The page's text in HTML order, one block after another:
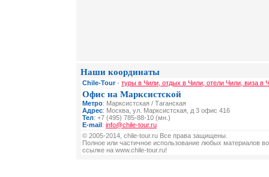
Наши координаты
Chile-Tour- туры в Чили, отдых в Чили, отели Чили, виза в
Офис на Марксистской
Метро: Марксистская / Таганская
Адрес: Москва, ул. Марксистская, д 3 офис 416
Тел: +7 (495) 785-88-10 (мн.)
E-mail: info@chile-tour.ru
© 2005-2014, chile-tour.ru Все права защищены.
Полное или частичное использование любых материалов
ссылке на www.chile-tour.ru!